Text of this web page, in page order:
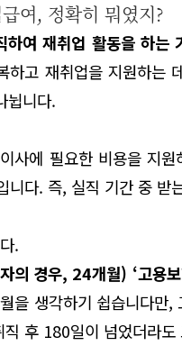
여, 정확히 뭐였지?
여 재취업 활동을 하는
하고 재취업을 지원하는
뉩니다.
사에 필요한 비용을 지
니다. 즉, 실직 기간 중 받
.
의 경우, 24개월) ‘고용
을 생각하기 쉽습니다만,
후 180일이 넘었더라